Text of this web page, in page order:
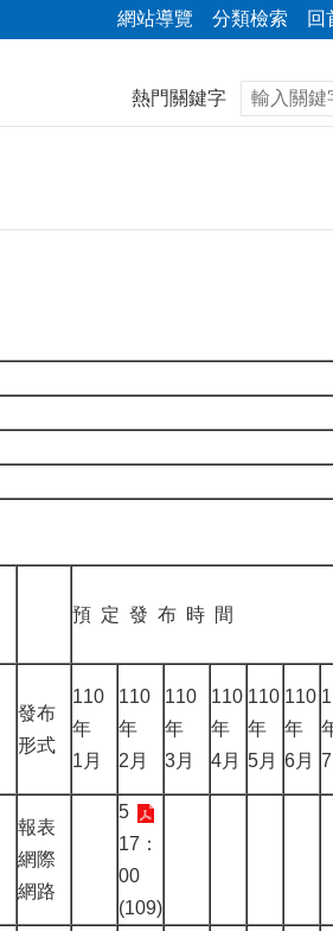
網站導覽 分類檢索 回
熱門關鍵字
預 定 發 布 時 間
發布
形式
110
年
1月
110
年
2月
110
年
3月
110
年
4月
110
年
5月
110
年
6月
報表
網際
網路
5
17：
00
(109)